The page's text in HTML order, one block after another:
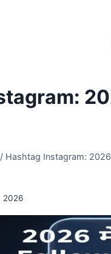
/ Hashtag Instagram:
2026